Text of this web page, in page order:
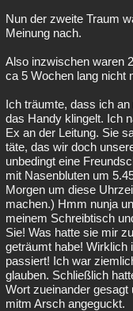
Nun der zweite Traum
Meinung nach.
Also inzwischen waren
ca 5 Wochen lang nicht
Ich träumte, dass ich
das Handy klingelt. Ich
Ex an der Leitung. Sie
täte, das wir doch
unbedingt eine
mit Nasenbluten um
Morgen um diese
machen.) Hmm nunja
meinem Schreibtisch
Sie! Was hatte sie mir
geträumt habe!
passiert! Ich war
glauben. Schließlich
Wort zueinander
mitm Arsch angeguckt.